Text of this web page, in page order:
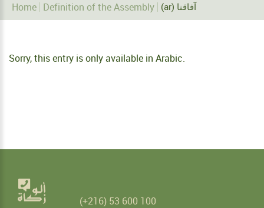
Home Definition of the Assembly (ar) آفاقنا
Sorry, this entry is only available in Arabic.
(+216) 53 600 100